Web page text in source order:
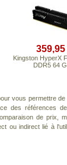
359,95
Kingston HyperX
DDR5 64
vous permettre de
des références
de prix,
ou indirect lié à